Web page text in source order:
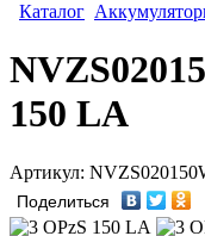
Каталог
150 LA
Артикул:
Поделиться